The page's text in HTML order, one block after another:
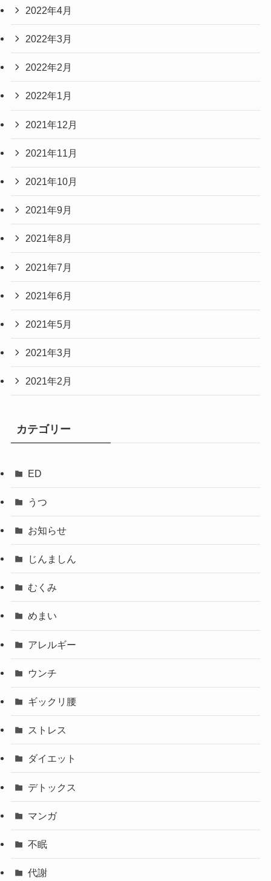
2022年4月
2022年3月
2022年2月
2022年1月
2021年12月
2021年11月
2021年10月
2021年9月
2021年8月
2021年7月
2021年6月
2021年5月
2021年3月
2021年2月
カテゴリー
ED
うつ
お知らせ
じんましん
むくみ
めまい
アレルギー
ウンチ
ギックリ腰
ストレス
ダイエット
デトックス
マンガ
不眠
代謝